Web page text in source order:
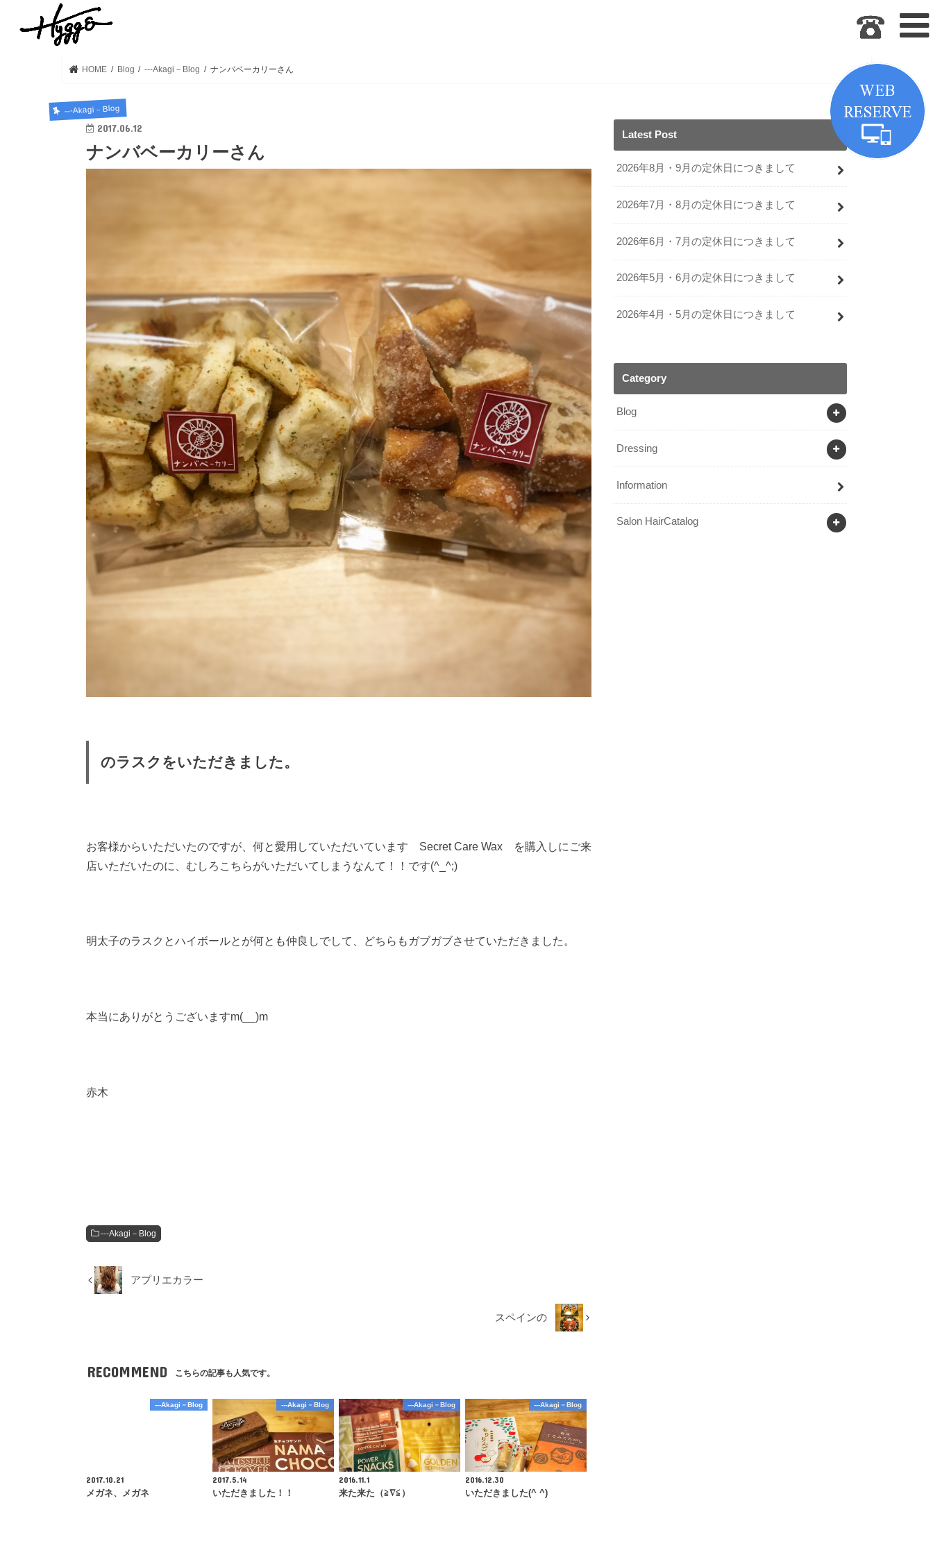
HOME Blog ---Akagi－Blog ナンバベーカリーさん
---Akagi－Blog
2017.06.12
ナンバベーカリーさん
のラスクをいただきました。
お客様からいただいたのですが、何と愛用していただいています Secret Care Wax を購入しにご来
店いただいたのに、むしろこちらがいただいてしまうなんて！！です(^_^;)
明太子のラスクとハイボールとが何とも仲良しでして、どちらもガブガブさせていただきました。
本当にありがとうございますm(__)m
赤木
---Akagi－Blog
アプリエカラー
スペインの
RECOMMEND こちらの記事も人気です。
---Akagi－Blog
2017.10.21
メガネ、メガネ
---Akagi－Blog
2017.5.14
いただきました！！
---Akagi－Blog
2016.11.1
来た来た（≧∇≦）
---Akagi－Blog
2016.12.30
いただきました(^ ^)
Latest Post
2026年8月・9月の定休日につきまして
2026年7月・8月の定休日につきまして
2026年6月・7月の定休日につきまして
2026年5月・6月の定休日につきまして
2026年4月・5月の定休日につきまして
Category
Blog
Dressing
Information
Salon HairCatalog